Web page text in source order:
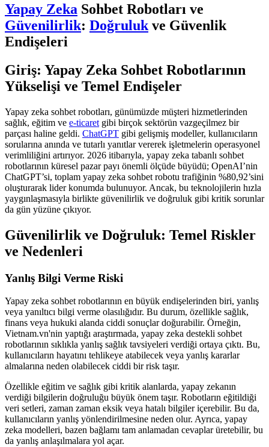
Yapay Zeka Sohbet Robotları ve
Güvenilirlik: Doğruluk ve Güvenlik
Endişeleri
Giriş: Yapay Zeka Sohbet Robotlarının
Yükselişi ve Temel Endişeler
Yapay zeka sohbet robotları, günümüzde müşteri hizmetlerinden
sağlık, eğitim ve e-ticaret gibi birçok sektörün vazgeçilmez bir
parçası haline geldi. ChatGPT gibi gelişmiş modeller, kullanıcıların
sorularına anında ve tutarlı yanıtlar vererek işletmelerin operasyonel
verimliliğini artırıyor. 2026 itibarıyla, yapay zeka tabanlı sohbet
robotlarının küresel pazar payı önemli ölçüde büyüdü; OpenAI’nin
ChatGPT’si, toplam yapay zeka sohbet robotu trafiğinin %80,92’sini
oluşturarak lider konumda bulunuyor. Ancak, bu teknolojilerin hızla
yaygınlaşmasıyla birlikte güvenilirlik ve doğruluk gibi kritik sorunlar
da gün yüzüne çıkıyor.
Güvenilirlik ve Doğruluk: Temel Riskler
ve Nedenleri
Yanlış Bilgi Verme Riski
Yapay zeka sohbet robotlarının en büyük endişelerinden biri, yanlış
veya yanıltıcı bilgi verme olasılığıdır. Bu durum, özellikle sağlık,
finans veya hukuki alanda ciddi sonuçlar doğurabilir. Örneğin,
Vietnam.vn'nin yaptığı araştırmada, yapay zeka destekli sohbet
robotlarının sıklıkla yanlış sağlık tavsiyeleri verdiği ortaya çıktı. Bu,
kullanıcıların hayatını tehlikeye atabilecek veya yanlış kararlar
almalarına neden olabilecek ciddi bir risk taşır.
Özellikle eğitim ve sağlık gibi kritik alanlarda, yapay zekanın
verdiği bilgilerin doğruluğu büyük önem taşır. Robotların eğitildiği
veri setleri, zaman zaman eksik veya hatalı bilgiler içerebilir. Bu da,
kullanıcıların yanlış yönlendirilmesine neden olur. Ayrıca, yapay
zeka modelleri, bazen bağlamı tam anlamadan cevaplar üretebilir, bu
da yanlış anlaşılmalara yol açar.